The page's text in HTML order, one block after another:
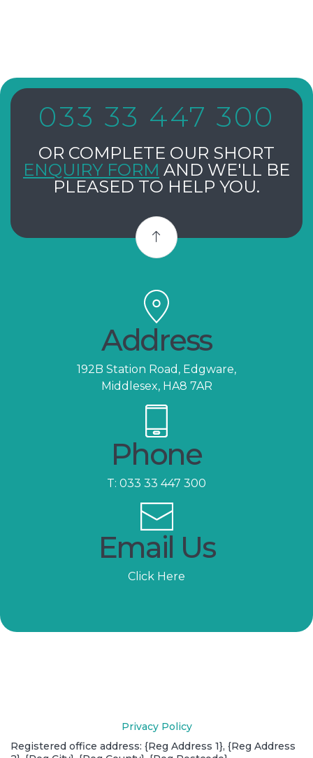
033 33 447 300
OR COMPLETE OUR SHORT
ENQUIRY FORM AND WE'LL BE
PLEASED TO HELP YOU.
Address
192B Station Road, Edgware,
Middlesex, HA8 7AR
Phone
T: 033 33 447 300
Email Us
Click Here
Privacy Policy
Registered office address: {Reg Address 1}, {Reg Address